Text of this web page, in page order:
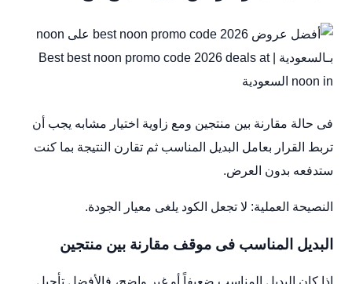
فى حالة مقارنة بين منتجين ومع زاوية اختيار مشابه يجب أن
تربط القرار بعامل البديل المناسب ثم تقارن النتيجة بما كنت
ستدفعه بدون العرض.
النصيحة العملية: لا تجعل الكود يلغى معيار الجودة.
البديل المناسب فى موقف مقارنة بين منتجين
إذا كان البديل المناسب ضعيفاً أو غير واضح، فالأفضل تأجيل